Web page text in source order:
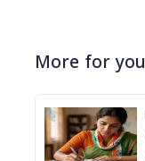
More for you